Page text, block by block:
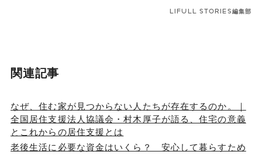
LIFULL STORIES編集部
関連記事
なぜ、住む家が見つからない人たちが存在するのか。｜
全国居住支援法人協議会・村木厚子が語る、住宅の意義
とこれからの居住支援とは
老後生活に必要な資金はいくら？ 安心して暮らすため